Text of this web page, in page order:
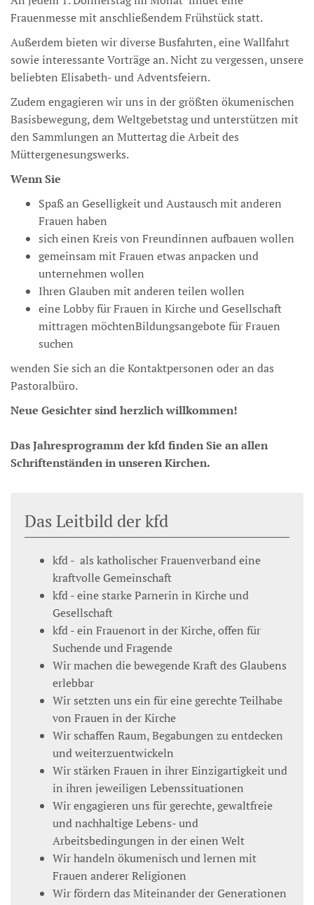
Frauenmesse mit anschließendem Frühstück statt.
Außerdem bieten wir diverse Busfahrten, eine Wallfahrt
sowie interessante Vorträge an. Nicht zu vergessen, unsere
beliebten Elisabeth- und Adventsfeiern.
Zudem engagieren wir uns in der größten ökumenischen
Basisbewegung, dem Weltgebetstag und unterstützen mit
den Sammlungen an Muttertag die Arbeit des
Müttergenesungswerks.
Wenn Sie
Spaß an Geselligkeit und Austausch mit anderen
Frauen haben
sich einen Kreis von Freundinnen aufbauen wollen
gemeinsam mit Frauen etwas anpacken und
unternehmen wollen
Ihren Glauben mit anderen teilen wollen
eine Lobby für Frauen in Kirche und Gesellschaft
mittragen möchtenBildungsangebote für Frauen
suchen
wenden Sie sich an die Kontaktpersonen oder an das
Pastoralbüro.
Neue Gesichter sind herzlich willkommen!
Das Jahresprogramm der kfd finden Sie an allen
Schriftenständen in unseren Kirchen.
Das Leitbild der kfd
kfd - als katholischer Frauenverband eine
kraftvolle Gemeinschaft
kfd - eine starke Parnerin in Kirche und
Gesellschaft
kfd - ein Frauenort in der Kirche, offen für
Suchende und Fragende
Wir machen die bewegende Kraft des Glaubens
erlebbar
Wir setzten uns ein für eine gerechte Teilhabe
von Frauen in der Kirche
Wir schaffen Raum, Begabungen zu entdecken
und weiterzuentwickeln
Wir stärken Frauen in ihrer Einzigartigkeit und
in ihren jeweiligen Lebenssituationen
Wir engagieren uns für gerechte, gewaltfreie
und nachhaltige Lebens- und
Arbeitsbedingungen in der einen Welt
Wir handeln ökumenisch und lernen mit
Frauen anderer Religionen
Wir fördern das Miteinander der Generationen